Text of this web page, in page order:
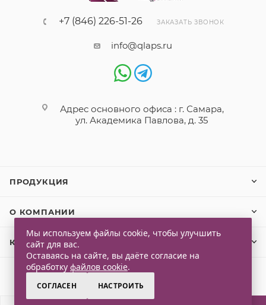
+7 (846) 226-51-26 ЗАКАЗАТЬ ЗВОНОК
info@qlaps.ru
Адрес основного офиса : г. Самара,
ул. Академика Павлова, д. 35
ПРОДУКЦИЯ
О КОМПАНИИ
КЛИЕНТАМ
Мы используем файлы cookie, чтобы улучшить
сайт для вас.
Оставаясь на сайте, вы даёте согласие на
обработку файлов cookie.
СОГЛАСЕН НАСТРОИТЬ